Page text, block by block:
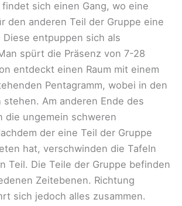
sich einen Gang, wo eine
den anderen Teil der Gruppe eine
Diese entpuppen sich als
spürt die Präsenz von 7-28
entdeckt einen Raum mit einem
Pentagramm, wobei in den
stehen. Am anderen Ende des
die ungemein schweren
der eine Teil der Gruppe
hat, verschwinden die Tafeln
Teil. Die Teile der Gruppe befinden
Zeitebenen. Richtung
sich jedoch alles zusammen.